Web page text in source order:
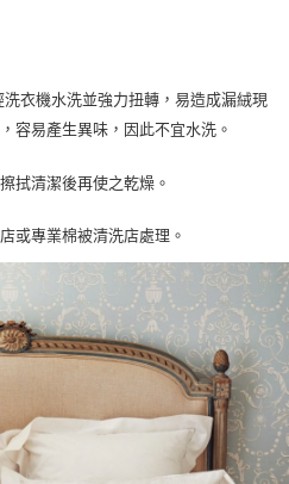
衣機水洗並強力扭轉，易造成漏絨現
容易產生異味，因此不宜水洗。
拭清潔後再使之乾燥。
或專業棉被清洗店處理。